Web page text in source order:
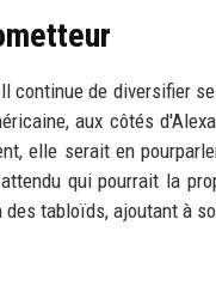
continue de diversifier
aux côtés
elle serait en
qui pourrait la
tabloïds, ajoutant à